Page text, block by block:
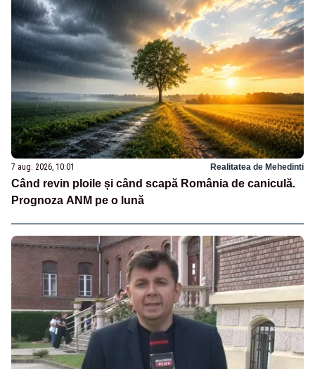
7 aug. 2026, 10:01 Realitatea de Mehedinti
Când revin ploile și când scapă România de caniculă.
Prognoza ANM pe o lună